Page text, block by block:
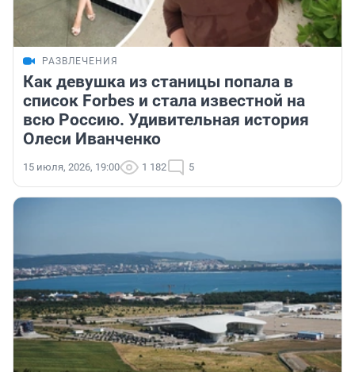
РАЗВЛЕЧЕНИЯ
Как девушка из станицы попала в
список Forbes и стала известной на
всю Россию. Удивительная история
Олеси Иванченко
15 июля, 2026, 19:00 1 182 5